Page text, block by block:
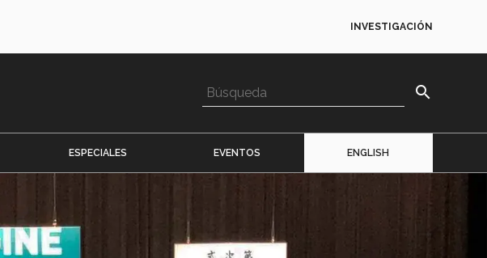
INVESTIGACIÓN
search
ESPECIALES EVENTOS ENGLISH